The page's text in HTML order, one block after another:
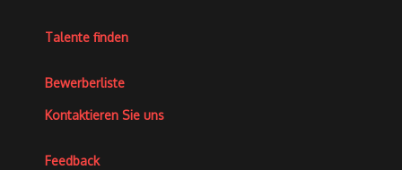
Talente finden
Bewerberliste
Kontaktieren Sie uns
Feedback